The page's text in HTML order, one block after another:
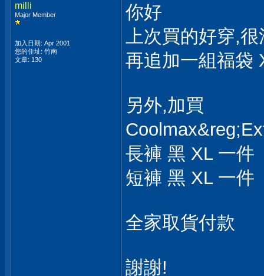
milli
Major Member
加入日期: Apr 2001
您的住址: 竹南
文章: 130
你好
上次買的好穿,
再追加一組福袋
另外,加買
長褲 黑 XL 一件
短褲 黑 XL 一件
全家取貨付款
謝謝!